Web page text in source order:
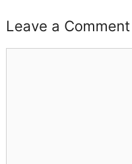
Leave a Comment